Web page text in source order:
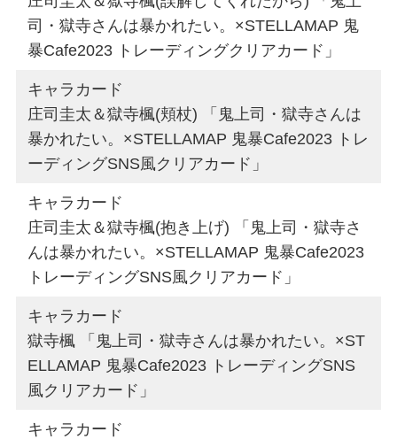
司・獄寺さんは暴かれたい。×STELLAMAP 鬼
暴Cafe2023 トレーディングクリアカード」
キャラカード
庄司圭太＆獄寺楓(頬杖) 「鬼上司・獄寺さんは
暴かれたい。×STELLAMAP 鬼暴Cafe2023 トレ
ーディングSNS風クリアカード」
キャラカード
庄司圭太＆獄寺楓(抱き上げ) 「鬼上司・獄寺さ
んは暴かれたい。×STELLAMAP 鬼暴Cafe2023
トレーディングSNS風クリアカード」
キャラカード
獄寺楓 「鬼上司・獄寺さんは暴かれたい。×ST
ELLAMAP 鬼暴Cafe2023 トレーディングSNS
風クリアカード」
キャラカード